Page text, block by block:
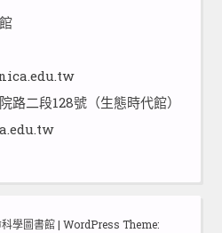
路二段128號（生態時代館）
學圖書館 | WordPress Theme: